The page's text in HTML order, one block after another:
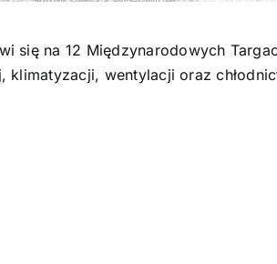
się na 12 Międzynarodowych
wentylacji oraz